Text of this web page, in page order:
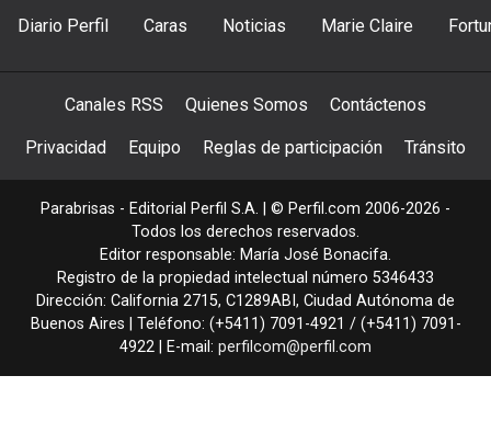
Diario Perfil Caras Noticias Marie Claire
Canales RSS Quienes Somos Contáctenos
Privacidad Equipo Reglas de participación Tránsito
Parabrisas - Editorial Perfil S.A. | © Perfil.com 2006-2026 -
Todos los derechos reservados.
Editor responsable: María José Bonacifa.
Registro de la propiedad intelectual número 5346433
Dirección: California 2715, C1289ABI , Ciudad Autónoma de
Buenos Aires | Teléfono: (+5411) 7091-4921 / (+5411) 7091-
4922 | E-mail: perfilcom@perfil.com